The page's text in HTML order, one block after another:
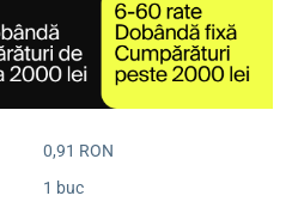
0,91 RON
1 buc